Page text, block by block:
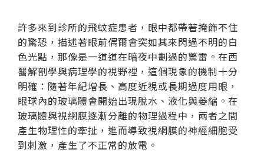
許多來到診所的飛蚊症患者，眼中都帶著掩飾不住
的驚恐，描述著眼前偶爾會突如其來閃過不明的白
色光點，那像是一道道在暗夜中劃過的驚雷。在西
醫解剖學與病理學的視野裡，這個現象的機制十分
明確：隨著年紀增長、高度近視或長期過度用眼，
眼球內的玻璃體會開始出現脫水、液化與萎縮。在
玻璃體與視網膜逐漸分離的物理過程中，兩者之間
產生物理性的牽扯，進而導致視網膜的神經細胞受
到刺激，產生了不正常的放電。